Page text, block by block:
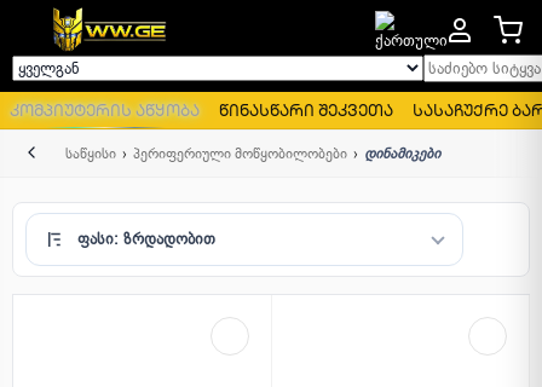
ყველგან საძიებო
კომპიუტერის აწყობა წინასწარი შეკვეთა სასაჩუქრე
უკანსაწყისი პერიფერიული მოწყობილობები დინამიკები